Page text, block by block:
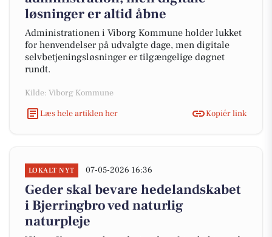
løsninger er altid åbne
Administrationen i Viborg Kommune holder lukket
for henvendelser på udvalgte dage, men digitale
selvbetjeningsløsninger er tilgængelige døgnet
rundt.
Kilde: Viborg Kommune
Læs hele artiklen her
Kopiér link
LOKALT NYT 07-05-2026 16:36
Geder skal bevare hedelandskabet
i Bjerringbro ved naturlig
naturpleje